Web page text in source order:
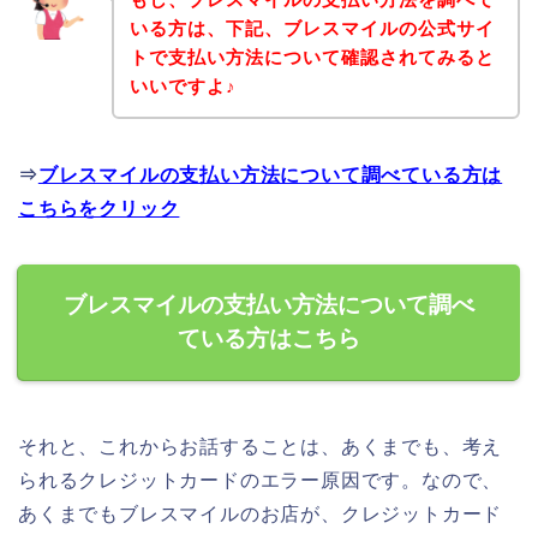
いる方は、下記、ブレスマイルの公式サイ
トで支払い方法について確認されてみると
いいですよ♪
⇒ブレスマイルの支払い方法について調べている方は
こちらをクリック
ブレスマイルの支払い方法について調べ
ている方はこちら
それと、これからお話することは、あくまでも、考え
られるクレジットカードのエラー原因です。なので、
あくまでもブレスマイルのお店が、クレジットカード